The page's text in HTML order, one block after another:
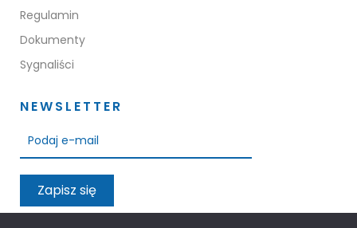
Regulamin
Dokumenty
Sygnaliści
NEWSLETTER
Zapisz się